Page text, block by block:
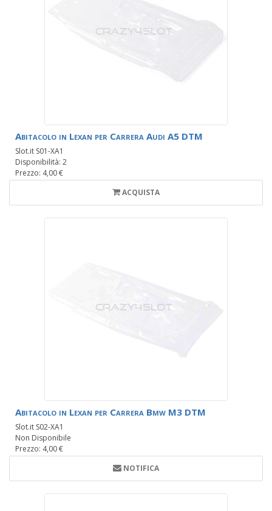
Abitacolo in Lexan per Carrera Audi A5 DTM
Slot.it S01-XA1
Disponibilità: 2
Prezzo: 4,00 €
ACQUISTA
Abitacolo in Lexan per Carrera Bmw M3 DTM
Slot.it S02-XA1
Non Disponibile
Prezzo: 4,00 €
NOTIFICA